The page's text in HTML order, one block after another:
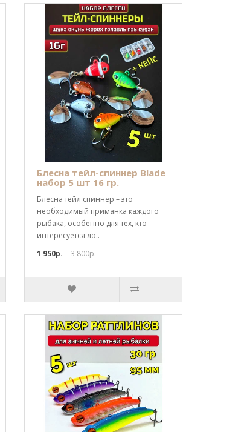
Блесна тейл-спиннер Вlade
набор 5 шт 16 гр.
Блесна тейл спиннер – это
необходимый приманка каждого
рыбака, особенно для тех, кто
интересуется ло..
1 950р.
3 800р.